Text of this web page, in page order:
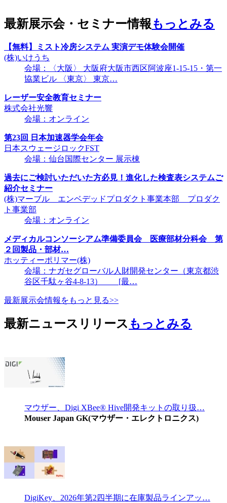
最新展示会・セミナー情報もっとみる
【無料】ミスト冷房システム 実演デモ体験会開催
(株)いけうち
会場：〈大阪〉 大阪府大阪市西区阿波座1-15-15・第一
協業ビル 〈東京〉 東京…
レーザー安全教育セミナー
株式会社光響
会場：オンライン
第23回 日本加速器学会年会
日本スウェージロックFST
会場：仙台国際センター 展示棟
過去にご検討いただいた方必見！進化した検査表システムご
紹介セミナー
(株)マーブル エンベデッドプロダクト事業本部 プロダク
ト事業部
会場：オンライン
メディカルコンソーシアム準備委員会 医療部材分科会 第
２回製品・部材…
ホッティーポリマー(株)
会場：ナガセグローバル人財開発センター（東京都渋
谷区千駄ヶ谷4-8-13） [最…
最新展示会情報をもっと見る>>
最新ニュースリリース もっとみる
マウザー、Digi XBee® Hive開発キットの取り扱…
Mouser Japan GK(マウザー・エレクトロニクス)
DigiKey、2026年第2四半期に在庫製品ラインアッ…